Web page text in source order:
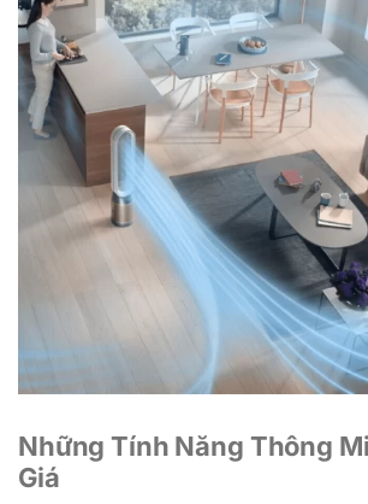
Những Tính Năng Thông
Giá